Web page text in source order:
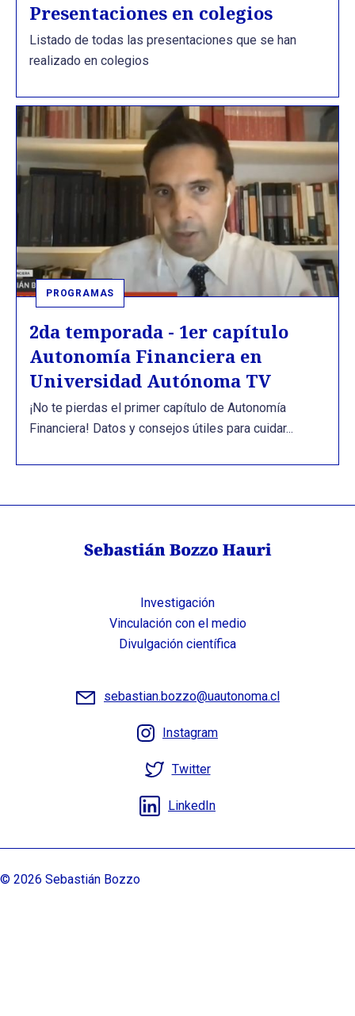
Presentaciones en colegios
Listado de todas las presentaciones que se han
realizado en colegios
PROGRAMAS
2da temporada - 1er capítulo
Autonomía Financiera en
Universidad Autónoma TV
¡No te pierdas el primer capítulo de Autonomía
Financiera! Datos y consejos útiles para cuidar...
Investigación
Vinculación con el medio
Divulgación científica
sebastian.bozzo@uautonoma.cl
Instagram
Twitter
LinkedIn
© 2026 Sebastián Bozzo